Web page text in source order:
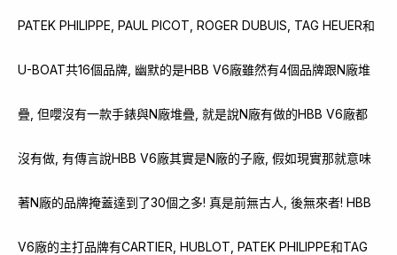
PATEK PHILIPPE, PAUL PICOT, ROGER DUBUIS, TAG HEUER和
U-BOAT共16個品牌, 幽默的是HBB V6廠雖然有4個品牌跟N廠堆
疊, 但嚶沒有一款手錶與N廠堆疊, 就是說N廠有做的HBB V6廠都
沒有做, 有傳言說HBB V6廠其實是N廠的子廠, 假如現實那就意味
著N廠的品牌掩蓋達到了30個之多! 真是前無古人, 後無來者! HBB
V6廠的主打品牌有CARTIER, HUBLOT, PATEK PHILIPPE和TAG